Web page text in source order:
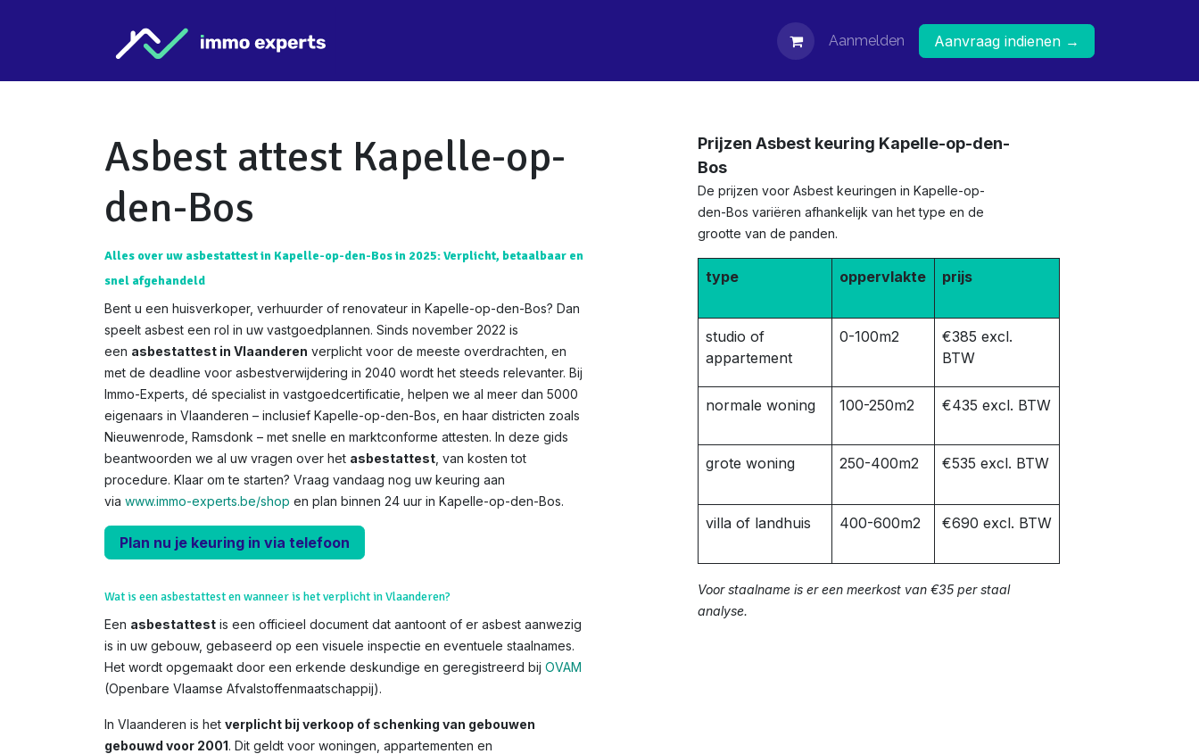
Contact Aanmelden Aanvraag indienen →
Asbest attest Kapelle-op-
den-Bos
Alles over uw asbestattest in Kapelle-op-den-Bos in 2025: Verplicht, betaalbaar en
snel afgehandeld
Bent u een huisverkoper, verhuurder of renovateur in Kapelle-op-den-Bos? Dan
speelt asbest een rol in uw vastgoedplannen. Sinds november 2022 is
een asbestattest in Vlaanderen verplicht voor de meeste overdrachten, en
met de deadline voor asbestverwijdering in 2040 wordt het steeds relevanter. Bij
Immo-Experts, dé specialist in vastgoedcertificatie, helpen we al meer dan 5000
eigenaars in Vlaanderen – inclusief Kapelle-op-den-Bos, en haar districten zoals
Nieuwenrode, Ramsdonk – met snelle en marktconforme attesten. In deze gids
beantwoorden we al uw vragen over het asbestattest , van kosten tot
procedure. Klaar om te starten? Vraag vandaag nog uw keuring aan
via www.immo-experts.be/shop en plan binnen 24 uur in Kapelle-op-den-Bos.
Plan nu je keuring in via telefoon
Wat is een asbestattest en wanneer is het verplicht in Vlaanderen?
Een asbestattest is een officieel document dat aantoont of er asbest aanwezig
is in uw gebouw, gebaseerd op een visuele inspectie en eventuele staalnames.
Het wordt opgemaakt door een erkende deskundige en geregistreerd bij OVAM
(Openbare Vlaamse Afvalstoffenmaatschappij).
In Vlaanderen is het verplicht bij verkoop of schenking van gebouwen
gebouwd voor 2001. Dit geldt voor woningen, appartementen en
Prijzen Asbest keuring Kapelle-op-den-
Bos
De prijzen voor Asbest keuringen in Kapelle-op-
den-Bos variëren afhankelijk van het type en de
grootte van de panden.
type oppervlakte prijs
studio of
appartement
0-100m2
€385 excl.
BTW
normale woning 100-250m2 €435 excl. BTW
grote woning 250-400m2 €535 excl. BTW
villa of landhuis 400-600m2 €690 excl. BTW
Voor staalname is er een meerkost van €35 per staal
analyse.